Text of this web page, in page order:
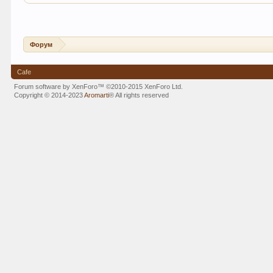
Форум
Cafe
Forum software by XenForo™©2010-2015 XenForo Ltd.
Copyright © 2014-2023Aromarti®All rights reserved